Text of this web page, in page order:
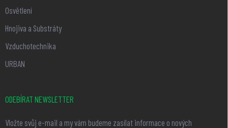
Osvětlení
Hnojiva a Substráty
Vzduchotechnika
URBAN
ODEBÍRAT NEWSLETTER
Vložte svůj e-mail a my vám budeme zasílat informace o nových